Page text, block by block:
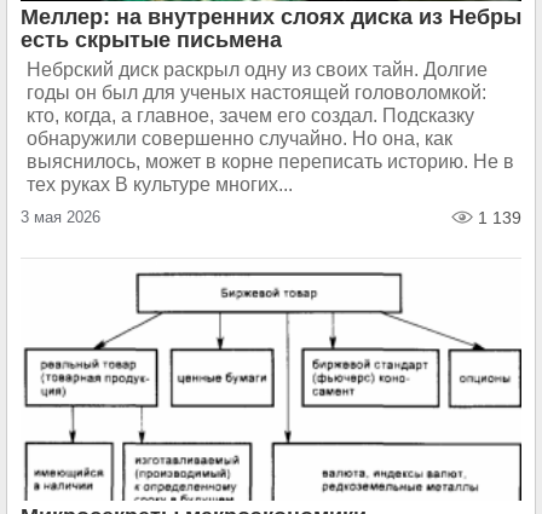
Меллер: на внутренних слоях диска из Небры
есть скрытые письмена
Небрский диск раскрыл одну из своих тайн. Долгие
годы он был для ученых настоящей головоломкой:
кто, когда, а главное, зачем его создал. Подсказку
обнаружили совершенно случайно. Но она, как
выяснилось, может в корне переписать историю. Не в
тех руках В культуре многих...
3 мая 2026 1 139